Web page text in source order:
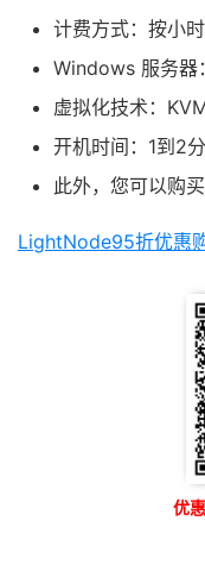
计费方式：按小时
Windows 服务器
虚拟化技术：
开机时间：1到2
此外，您可以购
LightNode95折优惠
优